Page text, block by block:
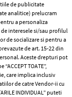
conditii
cookies
de publicitate
analitice) prelucram
a personaliza
interesele si/sau profilul
de socializare si pentru a
de art. 15-22 din
Aceste drepturi pot
“ACCEPT TOATE”,
care implica inclusiv
de catre Vendor-ii cu
INDIVIDUAL” puteti